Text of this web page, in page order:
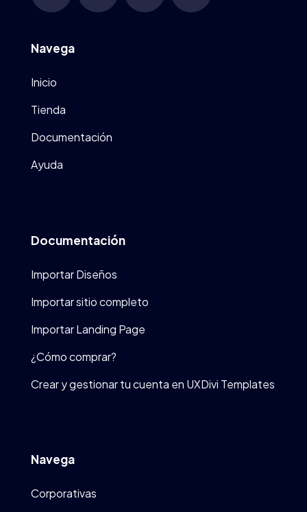
Navega
Inicio
Tienda
Documentación
Ayuda
Documentación
Importar Diseños
Importar sitio completo
Importar Landing Page
¿Cómo comprar?
Crear y gestionar tu cuenta en UXDivi Templates
Navega
Corporativas